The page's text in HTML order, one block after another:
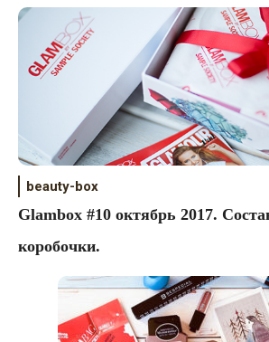
beauty-box
Glambox #10 октябрь 2017.
коробочки.